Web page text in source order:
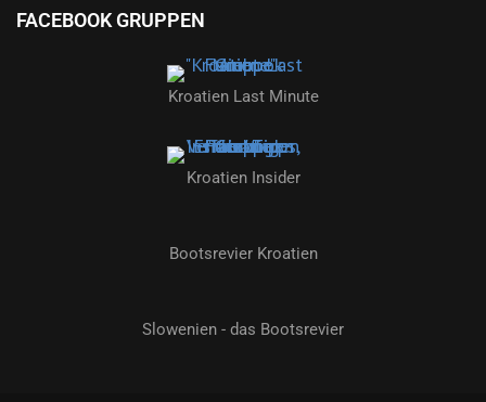
FACEBOOK GRUPPEN
Kroatien Last Minute
Kroatien Insider
Bootsrevier Kroatien
Slowenien - das Bootsrevier